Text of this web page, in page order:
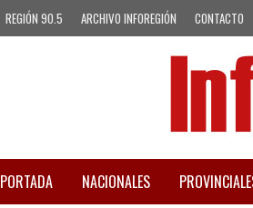
REGIÓN 90.5 ARCHIVO INFOREGIÓN CONTACTO
PORTADA NACIONALES